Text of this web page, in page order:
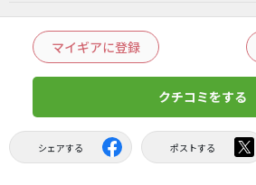
マイギアに登録
クチコミをする
シェアする ポストする